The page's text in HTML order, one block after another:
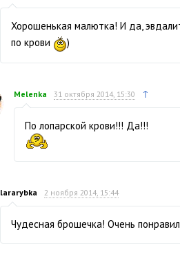
Хорошенькая малютка! И да,
по крови
)
Melenka 31 октября 2014, 15:30 ↑
По лопарской крови!!! Да!!!
lararybka 2 ноября 2014, 15:44
Чудесная брошечка! Очень